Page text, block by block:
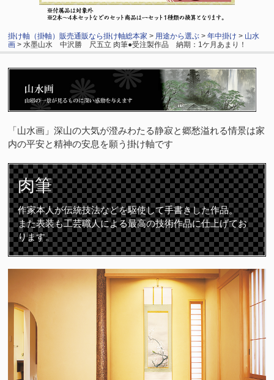
掛け軸（掛軸）販売通販なら掛け軸総本家 > 用途から選ぶ >年中掛け > 山水
画 > 水墨山水 中沢勝 尺五立 肉筆●受注製作品 納期：1ケ月あまり！
「山水画」深山の大気が澄みわたる静寂と郷愁溢れる情景は家
内の平安と精神の安息を願う掛け軸です
肉筆
作家本人が伝統技法などを駆使して手書きした作品。
また表装も工芸職人による最高の技術作品に仕上げてお
ります。